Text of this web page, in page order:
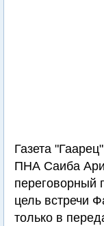
Газета
ПНА Саиба
переговорный
цель встречи
только в